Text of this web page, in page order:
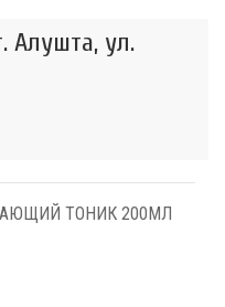
Алушта, ул.
ТОНИК 200МЛ